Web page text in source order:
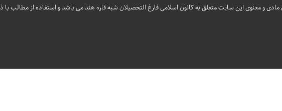
و معنوی این سایت متعلق به کانون اسلامی فارغ التحصیلان شبه قاره هند می باشد و استفاده از مطالب با